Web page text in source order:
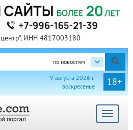
ИНН 4817003180
по новостям
18+
9 августа 2026 г.
воскресенье
Toggle